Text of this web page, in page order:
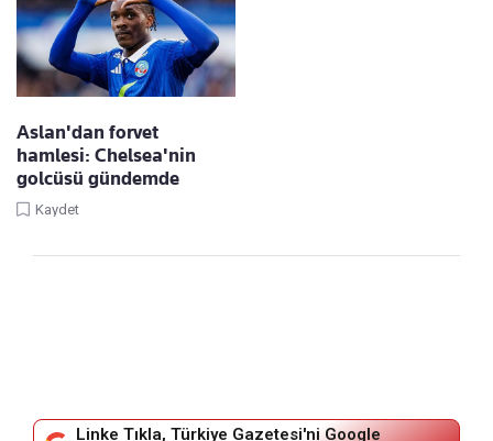
Aslan'dan forvet
hamlesi: Chelsea'nin
golcüsü gündemde
Kaydet
Linke Tıkla, Türkiye Gazetesi'ni Google